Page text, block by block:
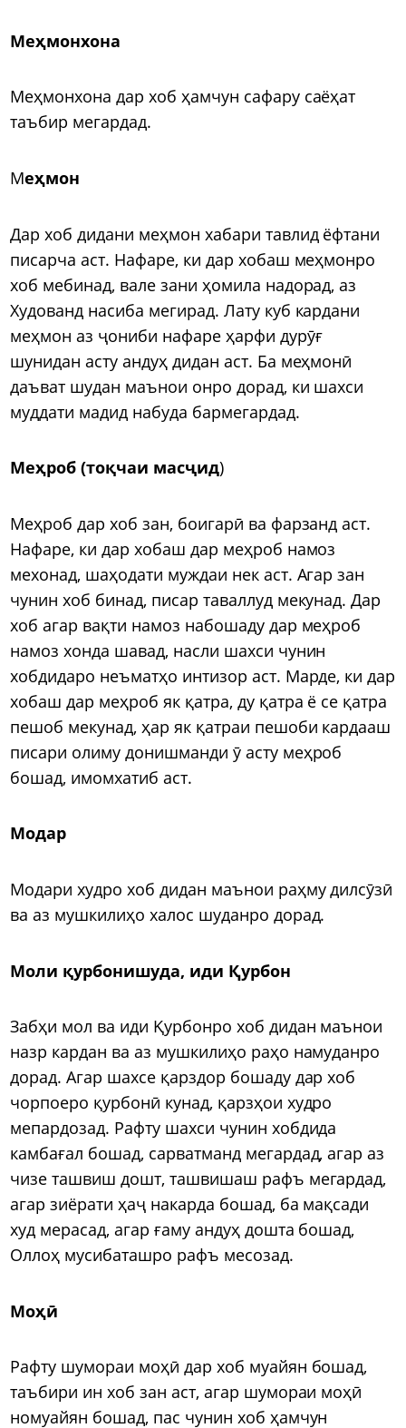
Меҳмонхона
Меҳмонхона дар хоб ҳамчун сафару саёҳат
таъбир мегардад.
Меҳмон
Дар хоб дидани меҳмон хабари тавлид ёфтани
писарча аст. Нафаре, ки дар хобаш меҳмонро
хоб мебинад, вале зани ҳомила надорад, аз
Худованд насиба мегирад. Лату куб кардани
меҳмон аз ҷониби нафаре ҳарфи дурӯғ
шунидан асту андуҳ дидан аст. Ба меҳмонӣ
даъват шудан маънои онро дорад, ки шахси
муддати мадид набуда бармегардад.
Меҳроб (тоқчаи масҷид)
Меҳроб дар хоб зан, боигарӣ ва фарзанд аст.
Нафаре, ки дар хобаш дар меҳроб намоз
мехонад, шаҳодати муждаи нек аст. Агар зан
чунин хоб бинад, писар таваллуд мекунад. Дар
хоб агар вақти намоз набошаду дар меҳроб
намоз хонда шавад, насли шахси чунин
хобдидаро неъматҳо интизор аст. Марде, ки дар
хобаш дар меҳроб як қатра, ду қатра ё се қатра
пешоб мекунад, ҳар як қатраи пешоби кардааш
писари олиму донишманди ӯ асту меҳроб
бошад, имомхатиб аст.
Модар
Модари худро хоб дидан маънои раҳму дилсӯзӣ
ва аз мушкилиҳо халос шуданро дорад.
Моли қурбонишуда, иди Қурбон
Забҳи мол ва иди Қурбонро хоб дидан маънои
назр кардан ва аз мушкилиҳо раҳо намуданро
дорад. Агар шахсе қарздор бошаду дар хоб
чорпоеро қурбонӣ кунад, қарзҳои худро
мепардозад. Рафту шахси чунин хобдида
камбағал бошад, сарватманд мегардад, агар аз
чизе ташвиш дошт, ташвишаш рафъ мегардад,
агар зиёрати ҳаҷ накарда бошад, ба мақсади
худ мерасад, агар ғаму андуҳ дошта бошад,
Оллоҳ мусибаташро рафъ месозад.
Моҳӣ
Рафту шумораи моҳӣ дар хоб муайян бошад,
таъбири ин хоб зан аст, агар шумораи моҳӣ
номуайян бошад, пас чунин хоб ҳамчун